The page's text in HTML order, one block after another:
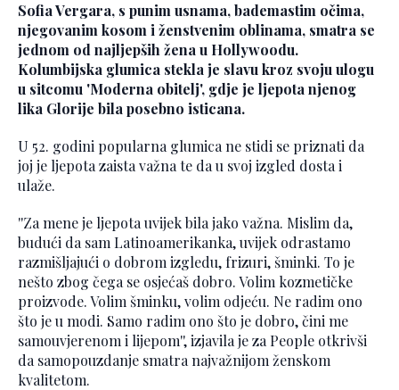
Sofia Vergara, s punim usnama, bademastim očima,
njegovanim kosom i ženstvenim oblinama, smatra se
jednom od najljepših žena u Hollywoodu.
Kolumbijska glumica stekla je slavu kroz svoju ulogu
u sitcomu 'Moderna obitelj', gdje je ljepota njenog
lika Glorije bila posebno isticana.
U 52. godini popularna glumica ne stidi se priznati da
joj je ljepota zaista važna te da u svoj izgled dosta i
ulaže.
''Za mene je ljepota uvijek bila jako važna. Mislim da,
budući da sam Latinoamerikanka, uvijek odrastamo
razmišljajući o dobrom izgledu, frizuri, šminki. To je
nešto zbog čega se osjećaš dobro. Volim kozmetičke
proizvode. Volim šminku, volim odjeću. Ne radim ono
što je u modi. Samo radim ono što je dobro, čini me
samouvjerenom i lijepom'', izjavila je za People otkrivši
da samopouzdanje smatra najvažnijom ženskom
kvalitetom.